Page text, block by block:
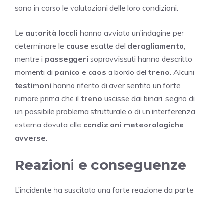
sono in corso le valutazioni delle loro condizioni.
Le autorità locali hanno avviato un’indagine per
determinare le cause esatte del deragliamento
mentre i passeggeri sopravvissuti hanno descritto
momenti di panico e caos a bordo del treno . Alcuni
testimoni hanno riferito di aver sentito un forte
rumore prima che il treno uscisse dai binari, segno di
un possibile problema strutturale o di un’interferenza
esterna dovuta alle condizioni meteorologiche
avverse
Reazioni e conseguenze
L’incidente ha suscitato una forte reazione da parte